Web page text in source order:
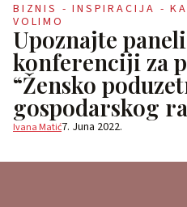
BIZNIS - INSPIRACIJA -
VOLIMO
Upoznajte
konferenciji za
“Žensko
gospodarskog
Ivana Matić7. Juna 2022.